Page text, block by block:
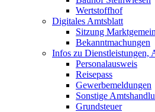
Wertstoffhof
Digitales Amtsblatt
Sitzung
Bekanntmachungen
Infos zu Dienstleistungen,
Personalausweis
Reisepass
Gewerbemeldungen
Sonstige
Grundsteuer